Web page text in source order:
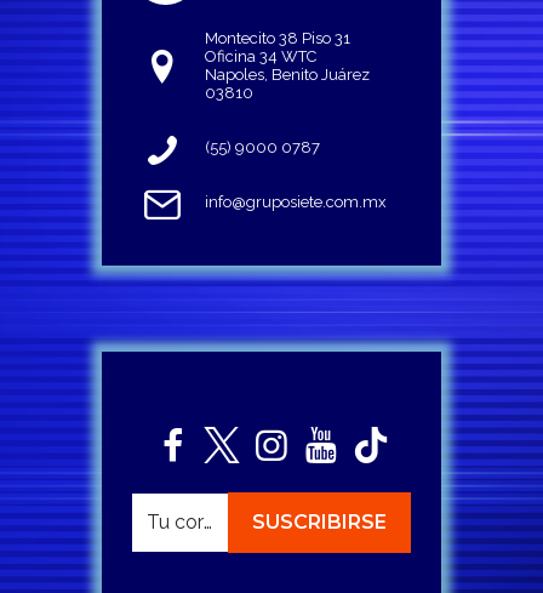
Montecito 38 Piso 31
Oficina 34 WTC
Napoles, Benito Juárez
03810
(55) 9000 0787
info@gruposiete.com.mx